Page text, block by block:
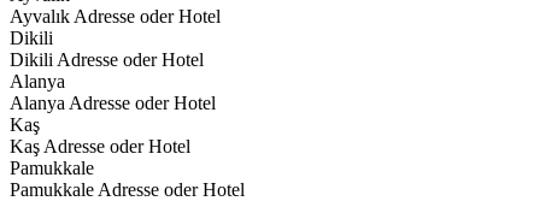
Ayvalık Adresse oder Hotel
Dikili
Dikili Adresse oder Hotel
Alanya
Alanya Adresse oder Hotel
Kaş
Kaş Adresse oder Hotel
Pamukkale
Pamukkale Adresse oder Hotel